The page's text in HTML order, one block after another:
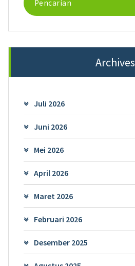
Archives
Juli 2026
Juni 2026
Mei 2026
April 2026
Maret 2026
Februari 2026
Desember 2025